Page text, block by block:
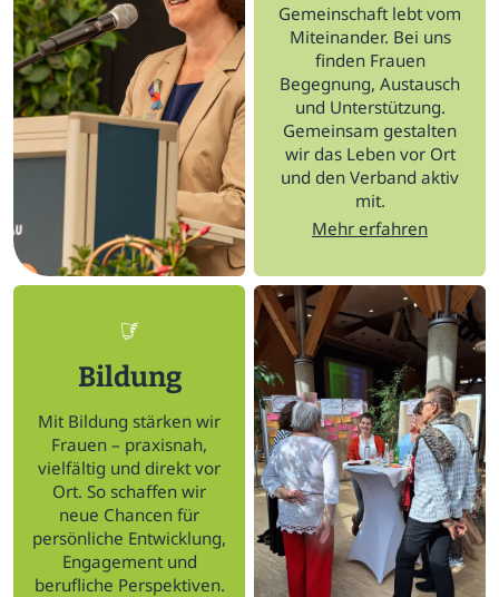
Gemeinschaft lebt vom
Miteinander. Bei uns
finden Frauen
Begegnung, Austausch
und Unterstützung.
Gemeinsam gestalten
wir das Leben vor Ort
und den Verband aktiv
mit.
Mehr erfahren
Bildung
Mit Bildung stärken wir
Frauen – praxisnah,
vielfältig und direkt vor
Ort. So schaffen wir
neue Chancen für
persönliche Entwicklung,
Engagement und
berufliche Perspektiven.